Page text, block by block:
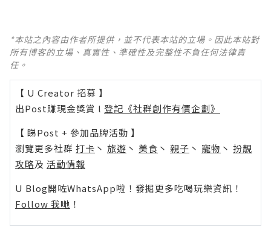
*本站之內容由作者所提供，並不代表本站的立場。因此本站對
所有博客的立場、真實性、準確性及完整性不負任何法律責
任。
【 U Creator 招募 】
出Post賺現金獎賞 l 登記《社群創作有價企劃》
【 睇Post + 參加品牌活動 】
瀏覽更多社群 打卡 丶 旅遊 丶 美食 丶 親子 丶 寵物 丶 扮靚
攻略及 活動情報
U Blog開咗WhatsApp啦！發掘更多吃喝玩樂資訊！
Follow 我哋 ！